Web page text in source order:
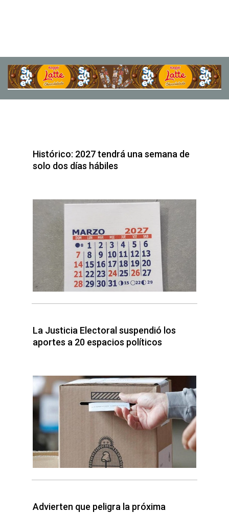
Histórico: 2027 tendrá una semana de
solo dos días hábiles
La Justicia Electoral suspendió los
aportes a 20 espacios políticos
Advierten que peligra la próxima